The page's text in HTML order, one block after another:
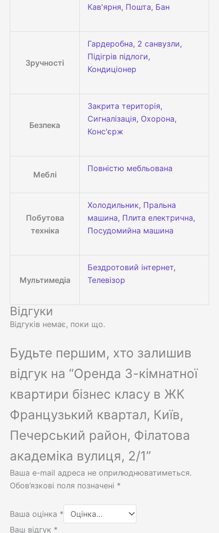
Кав'ярня, Пошта, Бан
Зручності
Гардеробна, 2 санвузли,
Підігрів підлоги,
Кондиціонер
Безпека
Закрита територія,
Сигналізація, Охорона,
Конс'єрж
Меблі
Повністю мебльована
Побутова
техніка
Холодильник, Пральна
машина, Плита електрична,
Посудомийна машина
Мультимедіа
Бездротовий інтернет,
Телевізор
Відгуки
Відгуків немає, поки що.
Будьте першим, хто залишив
відгук на “Оренда 3-кімнатної
квартири бізнес класу в ЖК
Французький квартал, Київ,
Печерський район, Філатова
академіка вулиця, 2/1”
Ваша e-mail адреса не оприлюднюватиметься.
Обов’язкові поля позначені *
Ваша оцінка *
Ваш відгук *